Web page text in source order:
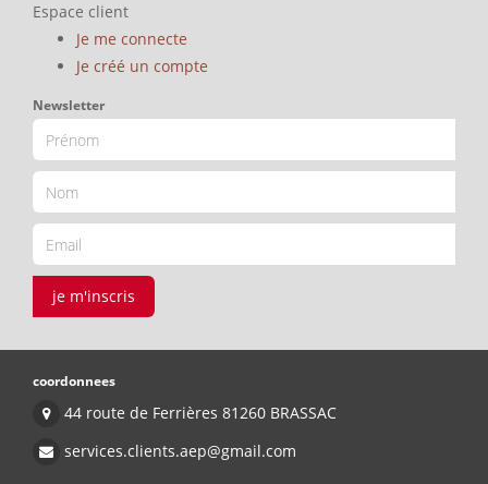
Espace client
Je me connecte
Je créé un compte
Newsletter
je m'inscris
coordonnees
44 route de Ferrières 81260 BRASSAC
services.clients.aep@gmail.com